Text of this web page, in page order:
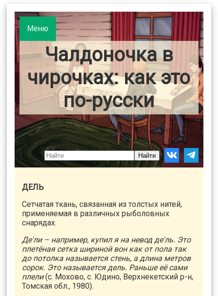
Меню
Чалдоночка в
чирочках: как это
по-русски
Найти
ДЕЛЬ
Сетчатая ткань, связанная из толстых нитей,
применяемая в различных рыболовных
снарядах.
Де'ли – например, купил я на невод де'ль. Это
плетёная сетка шириной вон как от пола так
до потолка называется стень, а длина метров
сорок. Это называется дель. Раньше её сами
плели(с. Мохово, с. Юдино, Верхнекетский р-н,
Томская обл., 1980).